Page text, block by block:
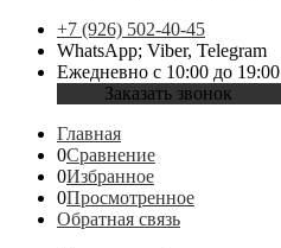
+7 (926) 502-40-45
WhatsApp; Viber, Telegram
Ежедневно с 10:00 до 19:00
Заказать звонок
Главная
0Сравнение
0Избранное
0Просмотренное
Обратная связь